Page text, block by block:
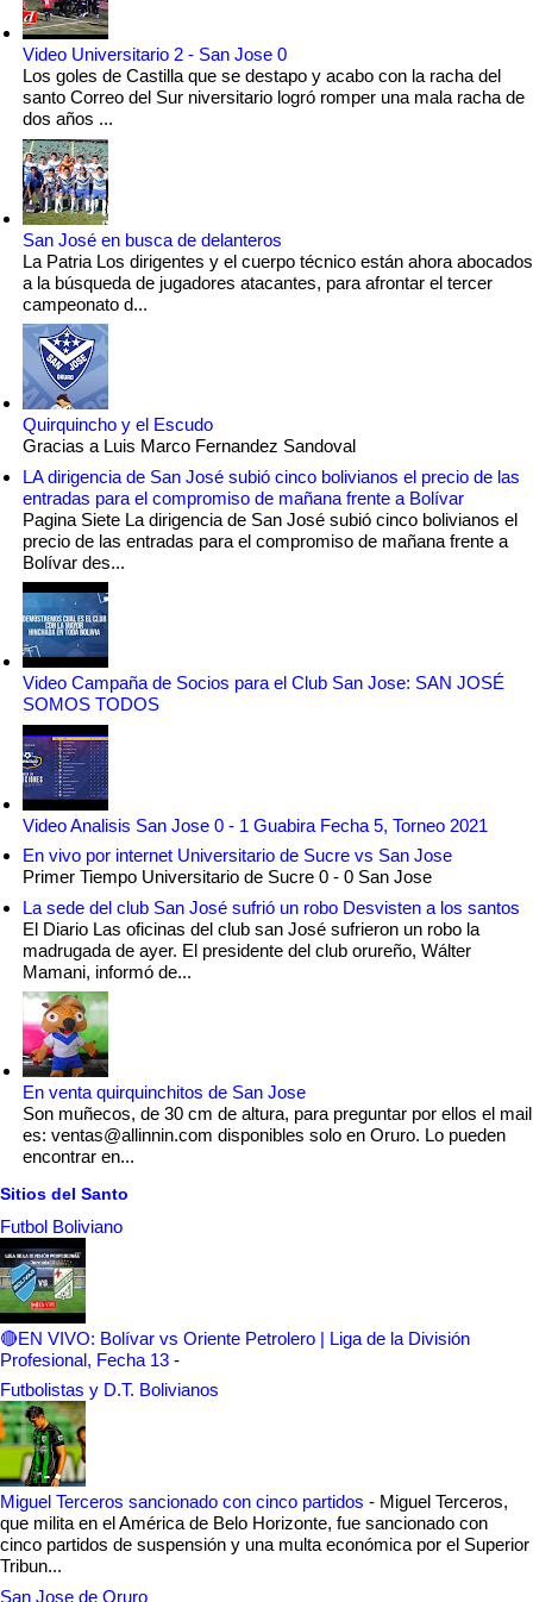
Video Universitario 2 - San Jose 0
Los goles de Castilla que se destapo y acabo con la racha del
santo Correo del Sur niversitario logró romper una mala racha de
dos años ...
San José en busca de delanteros
La Patria Los dirigentes y el cuerpo técnico están ahora abocados
a la búsqueda de jugadores atacantes, para afrontar el tercer
campeonato d...
Quirquincho y el Escudo
Gracias a Luis Marco Fernandez Sandoval
LA dirigencia de San José subió cinco bolivianos el precio de las
entradas para el compromiso de mañana frente a Bolívar
Pagina Siete La dirigencia de San José subió cinco bolivianos el
precio de las entradas para el compromiso de mañana frente a
Bolívar des...
Video Campaña de Socios para el Club San Jose: SAN JOSÉ
SOMOS TODOS
Video Analisis San Jose 0 - 1 Guabira Fecha 5, Torneo 2021
En vivo por internet Universitario de Sucre vs San Jose
Primer Tiempo Universitario de Sucre 0 - 0 San Jose
La sede del club San José sufrió un robo Desvisten a los santos
El Diario Las oficinas del club san José sufrieron un robo la
madrugada de ayer. El presidente del club orureño, Wálter
Mamani, informó de...
En venta quirquinchitos de San Jose
Son muñecos, de 30 cm de altura, para preguntar por ellos el mail
es: ventas@allinnin.com disponibles solo en Oruro. Lo pueden
encontrar en...
Sitios del Santo
Futbol Boliviano
🔴EN VIVO: Bolívar vs Oriente Petrolero | Liga de la División
Profesional, Fecha 13 -
Futbolistas y D.T. Bolivianos
Miguel Terceros sancionado con cinco partidos - Miguel Terceros,
que milita en el América de Belo Horizonte, fue sancionado con
cinco partidos de suspensión y una multa económica por el Superior
Tribun...
San Jose de Oruro